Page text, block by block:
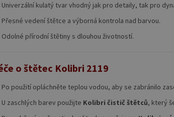
Univerzální kulatý tvar vhodný jak pro detaily, tak pro
Přesné vedení štětce a výborná kontrola nad barvou.
Odolné přírodní štětiny s dlouhou životností.
o štětec Kolibri 2119
Po použití opláchněte teplou vodou, aby se zabránilo
U zaschlých barev použijte Kolibri čistič štětců, který